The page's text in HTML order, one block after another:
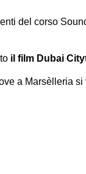
del corso
il film Dubai
a Marsèlleria si